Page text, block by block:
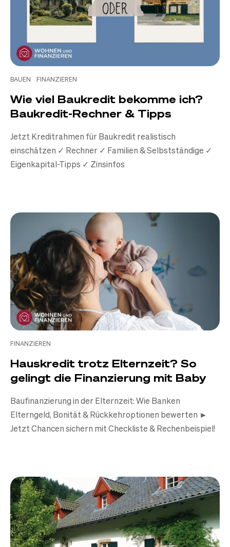
BAUEN FINANZIEREN
Wie viel Baukredit bekomme ich?
Baukredit-Rechner & Tipps
Jetzt Kreditrahmen für Baukredit realistisch
einschätzen ✓ Rechner ✓ Familien & Selbstständige ✓
Eigenkapital-Tipps ✓ Zinsinfos
FINANZIEREN
Hauskredit trotz Elternzeit? So
gelingt die Finanzierung mit Baby
Baufinanzierung in der Elternzeit: Wie Banken
Elterngeld, Bonität & Rückkehroptionen bewerten ►
Jetzt Chancen sichern mit Checkliste & Rechenbeispiel!